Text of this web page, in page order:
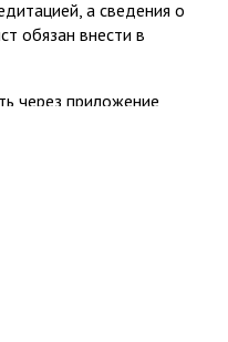
а сведения о
обязан внести в
через приложение